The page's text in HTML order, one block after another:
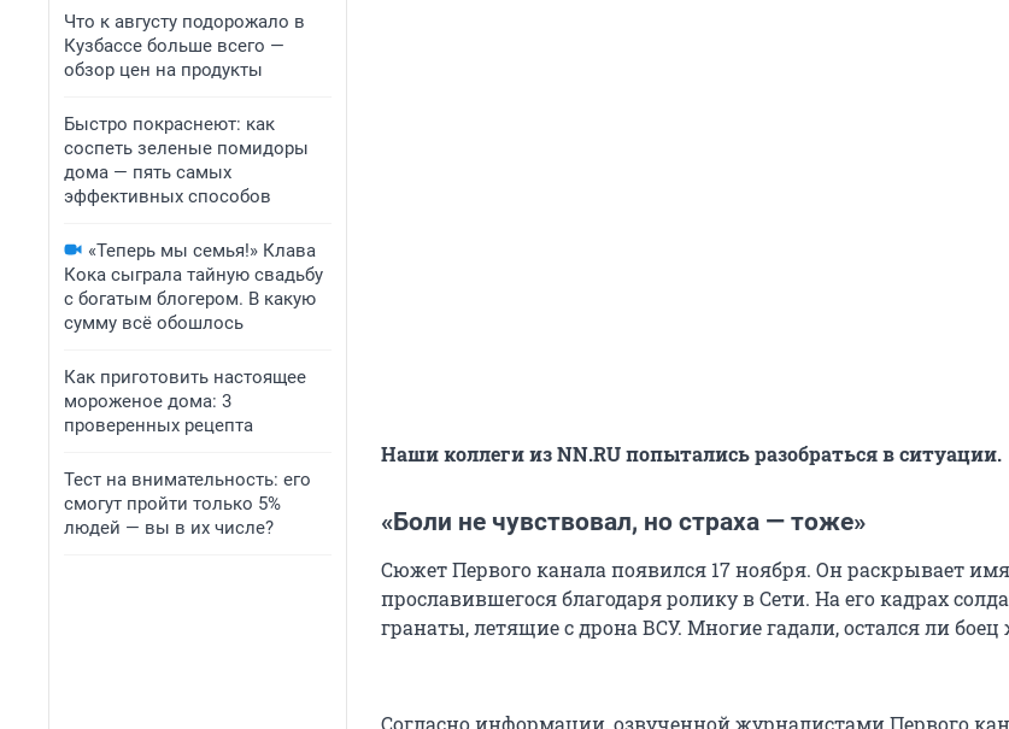
Что к августу подорожало в
Кузбассе больше всего —
обзор цен на продукты
Быстро покраснеют: как
соспеть зеленые помидоры
дома — пять самых
эффективных способов
«Теперь мы семья!» Клава
Кока сыграла тайную свадьбу
с богатым блогером. В какую
сумму всё обошлось
Как приготовить настоящее
мороженое дома: 3
проверенных рецепта
Тест на внимательность: его
смогут пройти только 5%
людей — вы в их числе?
Наши коллеги из NN.RU попытались разобраться в ситуации.
«Боли не чувствовал, но страха — тоже»
Сюжет Первого канала появился 17 ноября. Он раскрывает
прославившегося благодаря ролику в Сети. На его кадрах
гранаты, летящие с дрона ВСУ. Многие гадали, остался ли боец
Согласно информации, озвученной журналистами Первого